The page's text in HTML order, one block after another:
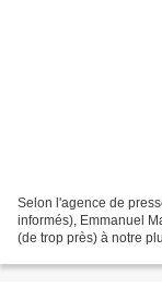
Selon l'agence de
informés), Emmanuel
(de trop près) à notre